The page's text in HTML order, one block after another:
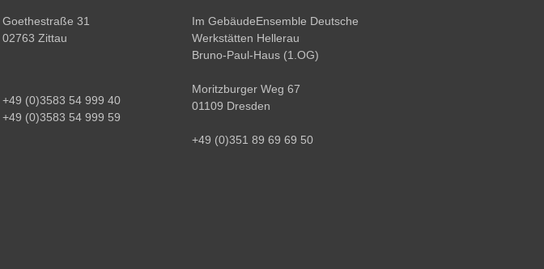
Goethestraße 31
02763 Zittau
+49 (0)3583 54 999 40
+49 (0)3583 54 999 59
Im GebäudeEnsemble Deutsche
Werkstätten Hellerau
Bruno-Paul-Haus (1.OG)
Moritzburger Weg 67
01109 Dresden
+49 (0)351 89 69 69 50